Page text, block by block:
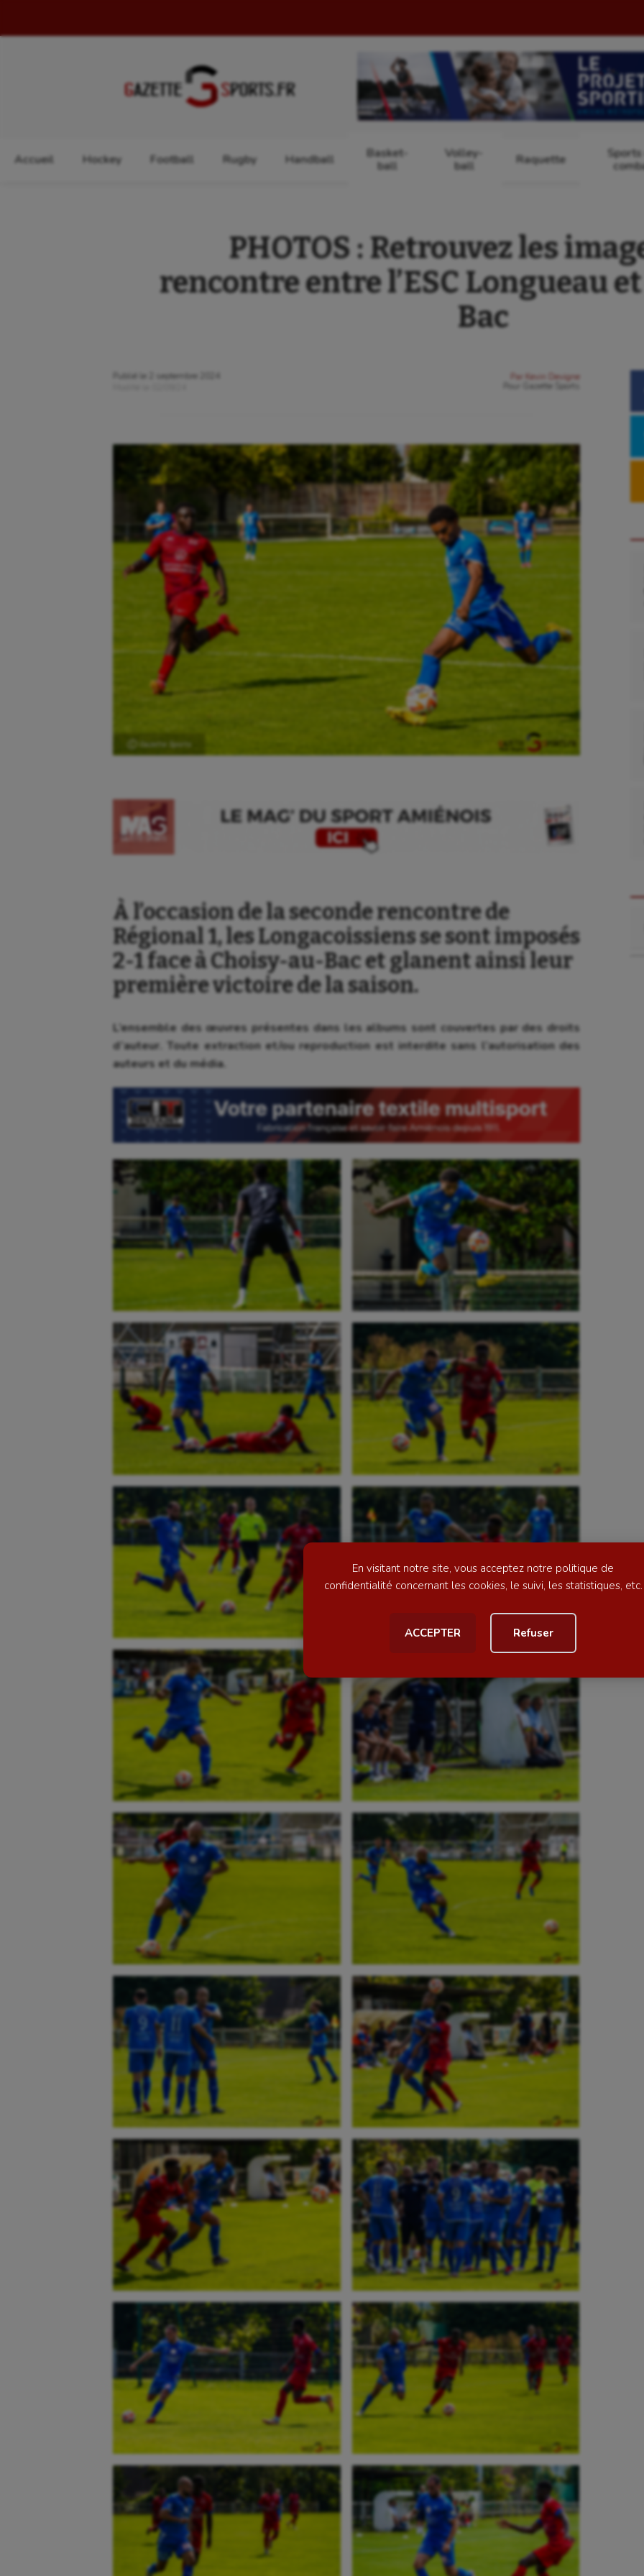
En visitant notre site, vous acceptez notre politique de
confidentialité concernant les cookies, le suivi, les statistiques, etc.
ACCEPTER Refuser
Accueil Hockey Football Rugby Handball
Basket-
ball
Volley-
ball
Raquette
Aéronautique
Auto
Aviron
Balle à la main
Ballon au poing
Billard
Boules lyonnaises
Canoë-kayak
Cerf Volant
Cheerleading
Course à pied
Crossfit
Cyclisme
Danse
Equitation
Escalade
Escrime
Fitness
Flag football
Football américain
Futsal
Golf
Gymnastique
Gymnastique rythmique
Haltérophilie
Handisport
Hippisme
Jeux Olympiques et Paralympiques
Kayak-polo
Korfbal
Longue paume
Moto
Natation artistique
Outdoor
Parkour
Patinage artistique
Pétanque
Plongée
Randonnée / Marche
Roller-derby
PHOTOS : Retrouvez les
rencontre entre l’ESC Longueau
Bac
Publié le
2 septembre 2024
Par
Kevin Devigne
Gazette Sports
Ⓒ Gazette Sports
À l’occasion de la seconde rencontre de
Régional 1, les Longacoissiens se sont imposés
2-1 face à Choisy-au-Bac et glanent ainsi leur
première victoire de la saison.
L’ensemble des œuvres présentes dans les albums sont couvertes par des droits
d’auteur. Toute extraction et/ou reproduction est interdite sans l’autorisation des
auteurs et du média.